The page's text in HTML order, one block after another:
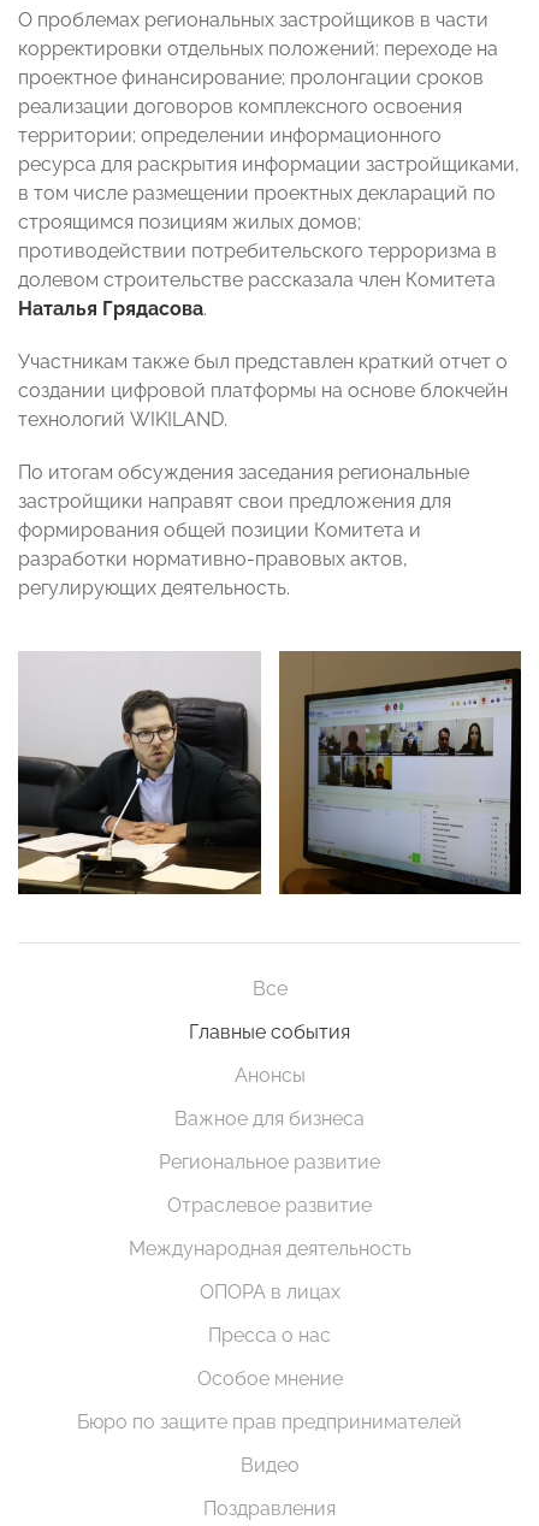
О проблемах региональных застройщиков в части
корректировки отдельных положений: переходе на
проектное финансирование; пролонгации сроков
реализации договоров комплексного освоения
территории; определении информационного
ресурса для раскрытия информации застройщиками,
в том числе размещении проектных деклараций по
строящимся позициям жилых домов;
противодействии потребительского терроризма в
долевом строительстве рассказала член Комитета
Наталья Грядасова.
Участникам также был представлен краткий отчет о
создании цифровой платформы на основе блокчейн
технологий WIKILAND.
По итогам обсуждения заседания региональные
застройщики направят свои предложения для
формирования общей позиции Комитета и
разработки нормативно-правовых актов,
регулирующих деятельность.
Все
Главные события
Анонсы
Важное для бизнеса
Региональное развитие
Отраслевое развитие
Международная деятельность
ОПОРА в лицах
Пресса о нас
Особое мнение
Бюро по защите прав предпринимателей
Видео
Поздравления